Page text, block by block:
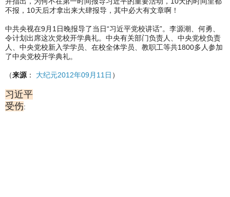
不报，10天后才拿出来大肆报导，其中必大有文章啊！
中共央视在9月1日晚报导了当日“习近平党校讲话”。李源潮、何勇、
令计划出席这次党校开学典礼。中央有关部门负责人、中央党校负责
人、中央党校新入学学员、在校全体学员、教职工等共1800多人参加
了中央党校开学典礼。
（来源 ： 大纪元2012年09月11日 ）
习近平
受伤: